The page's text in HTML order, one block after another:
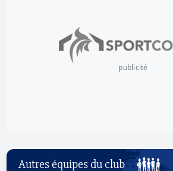
publicité
Autres équipes du club